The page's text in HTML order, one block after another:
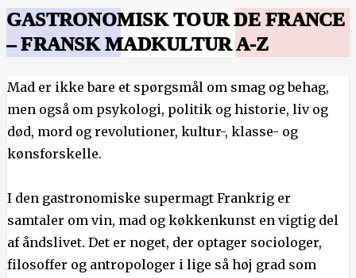
GASTRONOMISK TOUR DE FRANCE
– FRANSK MADKULTUR A-Z
Mad er ikke bare et spørgsmål om smag og behag,
men også om psykologi, politik og historie, liv og
død, mord og revolutioner, kultur-, klasse- og
kønsforskelle.
I den gastronomiske supermagt Frankrig er
samtaler om vin, mad og køkkenkunst en vigtig del
af åndslivet. Det er noget, der optager sociologer,
filosoffer og antropologer i lige så høj grad som